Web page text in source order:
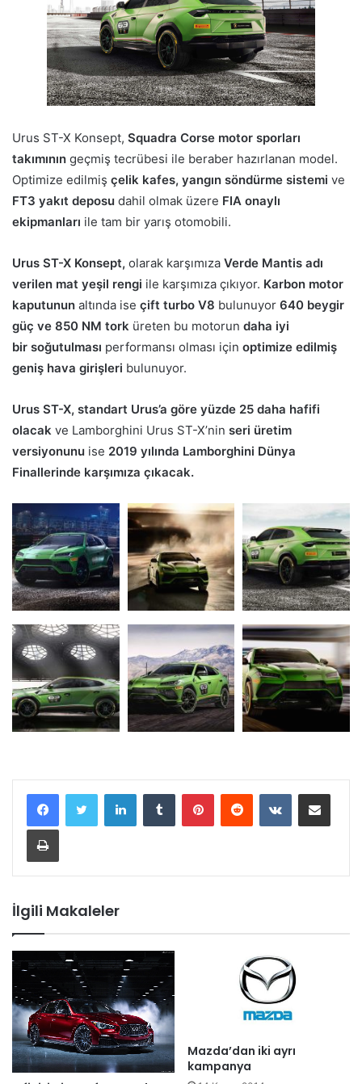
Urus ST-X Konsept, Squadra Corse motor sporları
takımının geçmiş tecrübesi ile beraber hazırlanan model.
Optimize edilmiş çelik kafes, yangın söndürme sistemi ve
FT3 yakıt deposu dahil olmak üzere FIA onaylı
ekipmanları ile tam bir yarış otomobili.
Urus ST-X Konsept, olarak karşımıza Verde Mantis adı
verilen mat yeşil rengi ile karşımıza çıkıyor. Karbon motor
kaputunun altında ise çift turbo V8 bulunuyor 640 beygir
güç ve 850 NM tork üreten bu motorun daha iyi
bir soğutulması performansı olması için optimize edilmiş
geniş hava girişleri bulunuyor.
Urus ST-X, standart Urus’a göre yüzde 25 daha hafifi
olacak ve Lamborghini Urus ST-X’nin seri üretim
versiyonunu ise 2019 yılında Lamborghini Dünya
Finallerinde karşımıza çıkacak.
İlgili Makaleler
Mazda’dan iki ayrı
kampanya